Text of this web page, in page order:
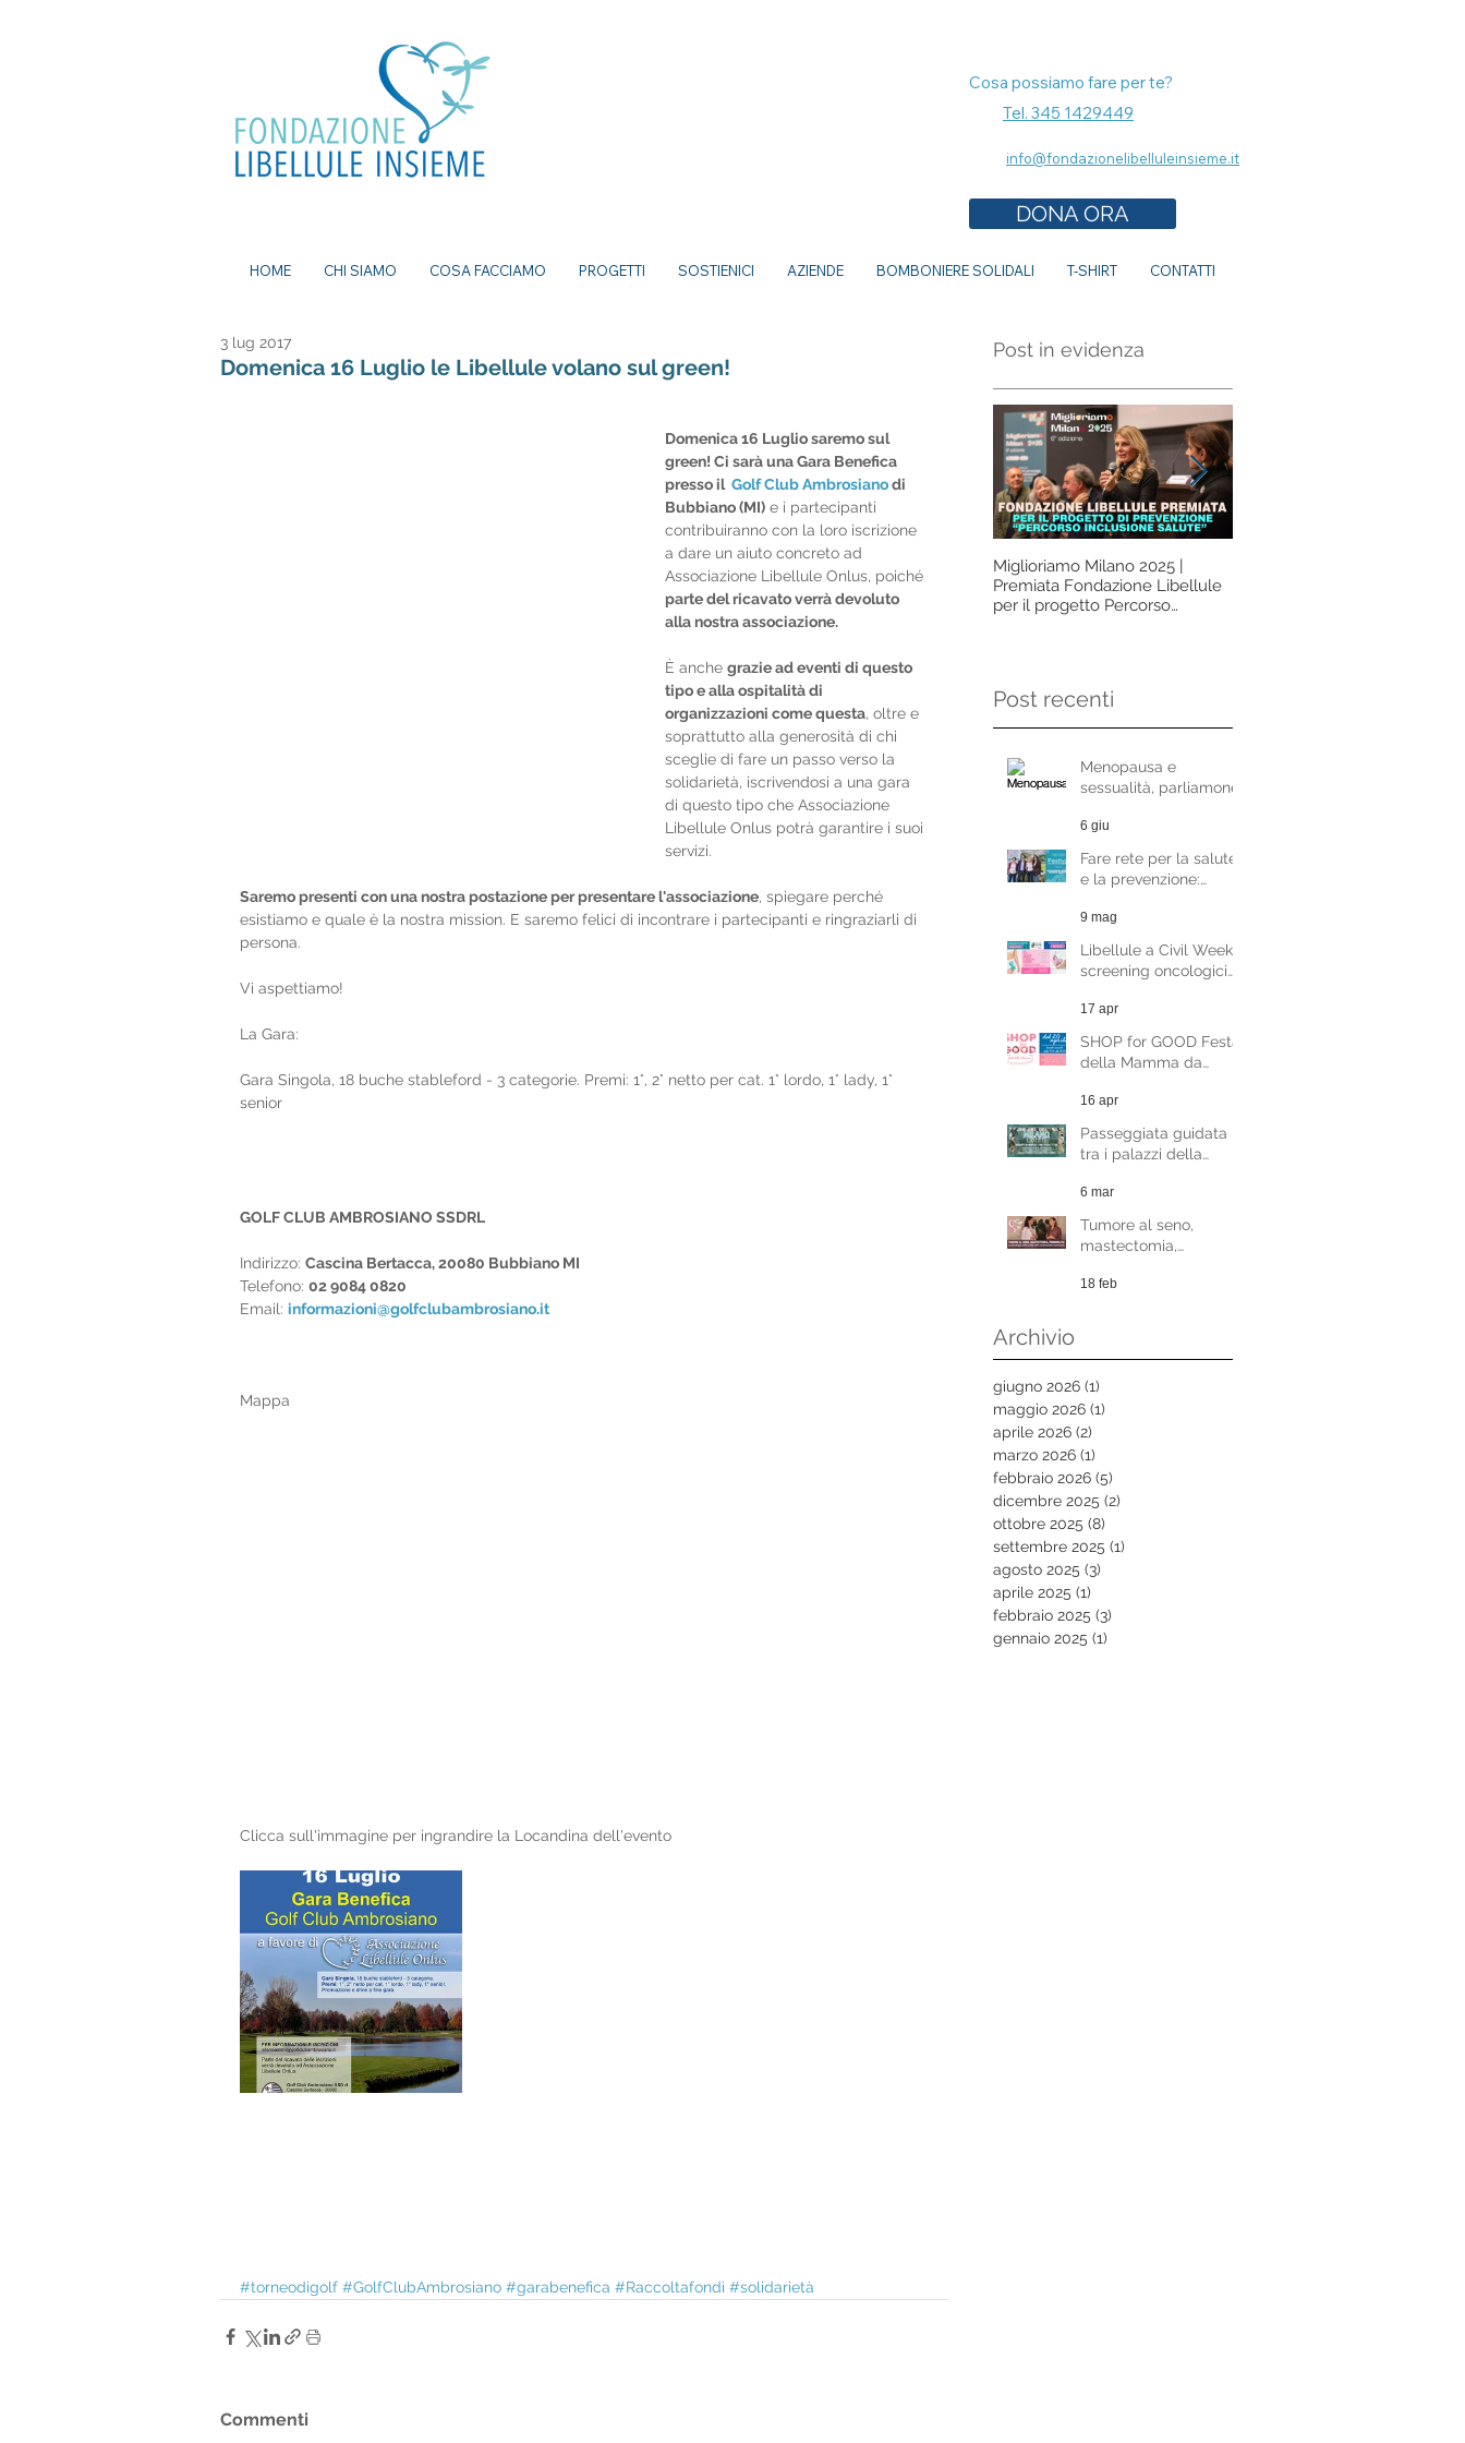
Cosa possiamo fare per te?
Tel. 345 1429449
info@fondazionelibelluleinsieme.it
DONA ORA
Domenica 16 Luglio le Libellule volano sul green!
3 lug 2017
Domenica 16 Luglio saremo sul
green! Ci sarà una Gara Benefica
presso il Golf Club Ambrosiano di
Bubbiano (MI) e i partecipanti
contribuiranno con la loro iscrizione
a dare un aiuto concreto ad
Associazione Libellule Onlus, poiché
parte del ricavato verrà devoluto
alla nostra associazione.
È anche grazie ad eventi di questo
tipo e alla ospitalità di
organizzazioni come questa, oltre e
soprattutto alla generosità di chi
sceglie di fare un passo verso la
solidarietà, iscrivendosi a una gara
di questo tipo che Associazione
Libellule Onlus potrà garantire i suoi
servizi.
Saremo presenti con una nostra postazione per presentare l'associazione, spiegare perché
esistiamo e quale è la nostra mission. E saremo felici di incontrare i partecipanti e ringraziarli di
persona.
Vi aspettiamo!
La Gara:
Gara Singola, 18 buche stableford - 3 categorie. Premi: 1°, 2° netto per cat. 1° lordo, 1° lady, 1°
senior
GOLF CLUB AMBROSIANO SSDRL
Indirizzo: Cascina Bertacca, 20080 Bubbiano MI
Telefono: 02 9084 0820
Email: informazioni@golfclubambrosiano.it
Mappa
Clicca sull'immagine per ingrandire la Locandina dell'evento
#torneodigolf #GolfClubAmbrosiano #garabenefica #Raccoltafondi #solidarietà
Commenti
Post in evidenza
Miglioriamo Milano 2025 |
Premiata Fondazione Libellule
per il progetto Percorso
Post recenti
Menopausa e
sessualità, parliamone
Raffaela Di Pace
6 giu
Fare rete per la salute
e la prevenzione:
Festival del Welfare di
Milano
9 mag
Libellule a Civil Week:
screening oncologici
17 apr
SHOP for GOOD Festa
della Mamma da
16 apr
Passeggiata guidata
tra i palazzi della
benefico
6 mar
Tumore al seno,
mastectomia,
psicologia della scelta
18 feb
Archivio
giugno 2026 (1)
maggio 2026 (1)
aprile 2026 (2)
marzo 2026 (1)
febbraio 2026 (5)
dicembre 2025 (2)
ottobre 2025 (8)
settembre 2025 (1)
agosto 2025 (3)
aprile 2025 (1)
febbraio 2025 (3)
gennaio 2025 (1)
HOME CHI SIAMO COSA FACCIAMO PROGETTI SOSTIENICI AZIENDE BOMBONIERE SOLIDALI T-SHIRT CONTATTI